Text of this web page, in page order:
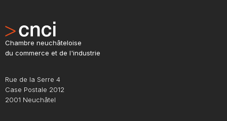
Chambre neuchâteloise
du commerce et de l'industrie
Rue de la Serre 4
Case Postale 2012
2001 Neuchâtel